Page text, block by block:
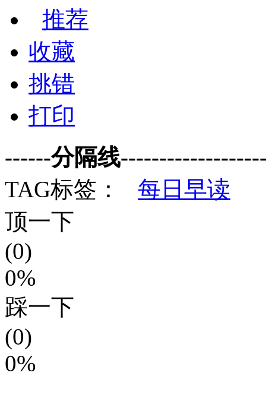
推荐
收藏
挑错
打印
------分隔线
TAG标签：
每日早读
顶一下
(0)
0%
踩一下
(0)
0%